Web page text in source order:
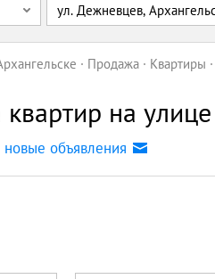
ул. Дежневцев,
Продажа Квартиры
на
новые объявления